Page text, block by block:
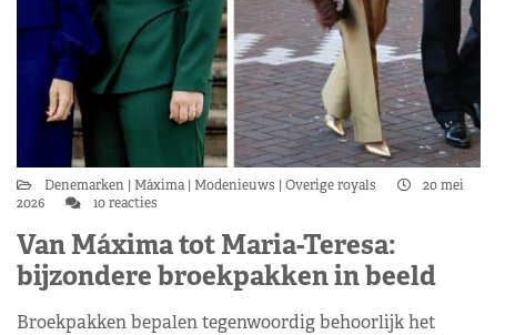
Denemarken Máxima Modenieuws Overige royals
20 mei
2026
10 reacties
Van Máxima tot Maria-Teresa:
bijzondere broekpakken in beeld
Broekpakken bepalen tegenwoordig behoorlijk het